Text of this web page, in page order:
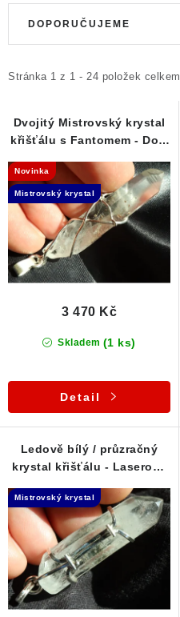
i
p
r
o
d
u
k
t
ů
Stránka 1 z 1 - 24 položek celkem
e
p
r
o
d
u
k
t
DOPORUČUJEME
Dvojitý Mistrovský krystal
křišťálu s Fantomem - Dow
Novinka
Mistrovský krystal
Skladem (1 ks)
3 470 Kč
Detail
Ledově bílý / průzračný
krystal křišťálu - Laserová
Mistrovský krystal